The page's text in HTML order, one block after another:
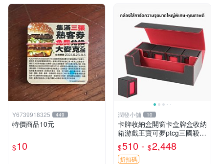
Y6739918325 449
特價商品10元
$10
潤發小舖 10
卡牌收納盒開窗卡盒牌盒收納
箱游戲王寶可夢ptcg三國殺海
賊王dtcg
$510 - $2,448
折扣碼